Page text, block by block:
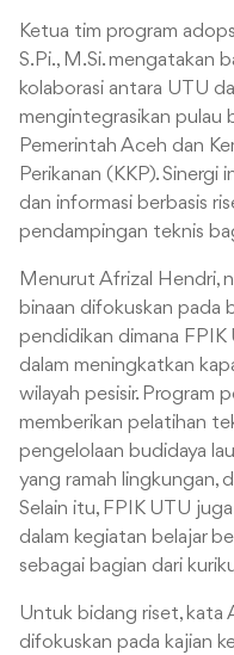
Ketua tim program
S.Pi., M.Si. mengatakan
kolaborasi antara UTU
mengintegrasikan pulau
Pemerintah Aceh dan
Perikanan (KKP).
dan informasi berbasis
pendampingan teknis
Menurut Afrizal Hendri,
binaan difokuskan pada
pendidikan dimana FPIK
dalam meningkatkan
wilayah pesisir. Program
memberikan pelatihan
pengelolaan budidaya
yang ramah lingkungan,
Selain itu, FPIK UTU
dalam kegiatan belajar
sebagai bagian dari
Untuk bidang riset, kata
difokuskan pada kajian